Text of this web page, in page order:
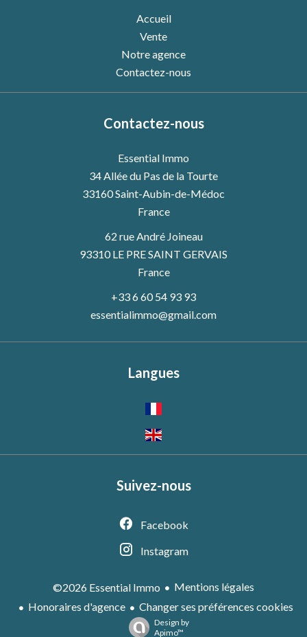
Accueil
Vente
Notre agence
Contactez-nous
Contactez-nous
Essential Immo
34 Allée du Pas de la Tourte
33160Saint-Aubin-de-Médoc
France
62 rue André Joineau
93310 LE PRE SAINT GERVAIS
France
+33 6 60 54 93 93
essentialimmo@gmail.com
Langues
Suivez-nous
Facebook
Instagram
©2026 Essential Immo
Mentions légales
Honoraires d'agence
Changer ses préférences cookies
Design by
Apimo™